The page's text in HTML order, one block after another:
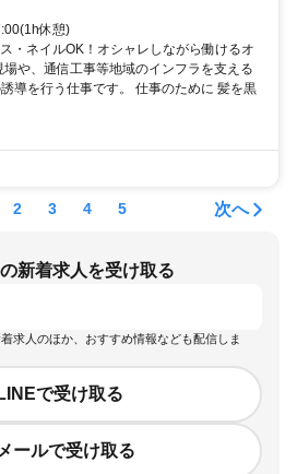
休憩)
・ネイルOK！オシャレしながら働けるオ
や、通信工事等地域のインフラを支える
導を行う仕事です。 仕事のために 髪を黒
2 3 4 5 次へ
新着求人を受け取る
求人のほか、おすすめ情報なども配信しま
LINEで受け取る
メールで受け取る